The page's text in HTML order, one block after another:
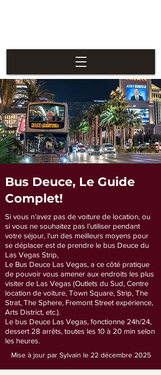
Bus Deuce, Le Guide
Complet!
Si vous n’avez pas de voiture de location, ou
si vous ne souhaitez pas l’utiliser pendant
votre séjour, l'un des meilleurs moyens pour
se déplacer est de prendre le bus Deuce du
Las Vegas Strip,
​Le Bus Deuce Las Vegas, a ce côté pratique
de pouvoir vous amener aux endroits les plus
visiter de Las Vegas (Outlets du Sud, Centre
location de voiture, Town Square, Strip, The
Strat, The Sphere, Fremont Street expérience,
Arts District, etc.).
​Le bus Deuce Las Vegas, fonctionne 24h/24,
dessert 28 arrêts, toutes les 10 à 20 min selon
les heures.
Mise à jour par Sylvain le 22 décembre 2025